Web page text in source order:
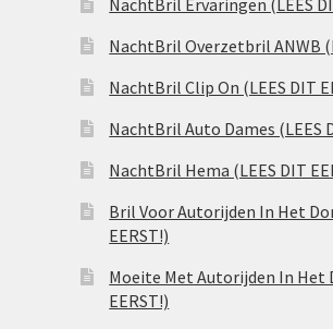
NachtBril Overzetbril ANWB
NachtBril Clip On (LEES DIT
NachtBril Auto Dames (LEES
NachtBril Hema (LEES DIT
Bril Voor Autorijden In Het
EERST!)
Moeite Met Autorijden In Het
EERST!)